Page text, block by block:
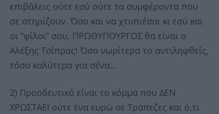
επιβάλεις ούτε εσύ ούτε τα συμφέροντα που
σε στηρίζουν. Όσο και να χτυπιέσαι κι εσύ και
οι “φίλοι” σου, ΠΡΩΘΥΠΟΥΡΓΟΣ θα είναι ο
Αλέξης Τσίπρας! Όσο νωρίτερα το αντιληφθείς,
τόσο καλύτερα για σένα…
2) Προοδευτικό είναι το κόμμα που ΔΕΝ
ΧΡΩΣΤΑΕΙ ούτε ένα ευρώ σε Τράπεζες και ό,τι